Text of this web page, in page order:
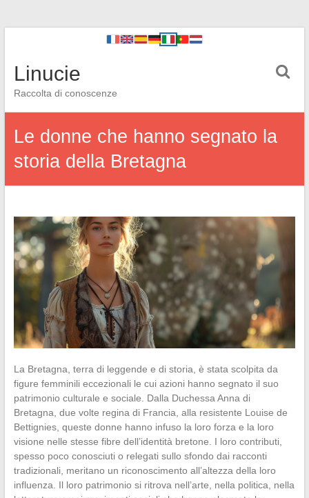
Linucie
Raccolta di conoscenze
Le donne che hanno segnato la
storia della Bretagna
La Bretagna, terra di leggende e di storia, è stata scolpita da
figure femminili eccezionali le cui azioni hanno segnato il suo
patrimonio culturale e sociale. Dalla Duchessa Anna di
Bretagna, due volte regina di Francia, alla resistente Louise de
Bettignies, queste donne hanno infuso la loro forza e la loro
visione nelle stesse fibre dell’identità bretone. I loro contributi,
spesso poco conosciuti o relegati sullo sfondo dai racconti
tradizionali, meritano un riconoscimento all’altezza della loro
influenza. Il loro patrimonio si ritrova nell’arte, nella politica, nella